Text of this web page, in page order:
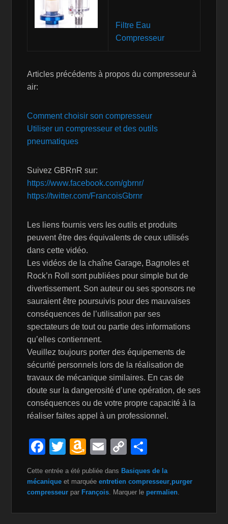
Filtre Eau
Compresseur
Articles précédents à propos du compresseur à
air:
Comment choisir son compresseur
Utiliser un compresseur et des outils
pneumatiques
Suivez GBRnR sur:
https://www.facebook.com/gbrnr/
https://twitter.com/FrancoisGbrnr
Les liens fournis vers les outils et produits
peuvent être des équivalents de ceux utilisés
dans cette vidéo.
Les vidéos de la chaîne Garage, Bagnoles et
Rock’n Roll sont publiées pour simple but de
divertissement. Son auteur ou ses sponsors ne
sauraient être poursuivis pour des mauvaises
conséquences de l’utilisation par ses
spectateurs de tout ou partie des informations
qu’elles contiennent.
Veuillez toujours porter des équipements de
sécurité personnels lors de la réalisation de
travaux de mécanique similaires. En cas de
doute sur la dangerosité d’une opération, de ses
conséquences ou de votre propre capacité à la
réaliser faites appel à un professionnel.
F
c
e
b
T
tt
er
A
a
z
o
E
ail
C
p
y
Li
ta
g
er
Cette entrée a été publiée dans Basiques de la
mécanique et marquéeentretien compresseur purger
compresseur par François . Marquer le permalien